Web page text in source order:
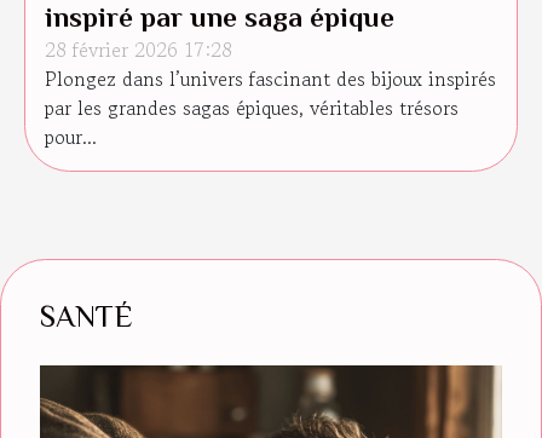
inspiré par une saga épique
28 février 2026 17:28
Plongez dans l’univers fascinant des bijoux inspirés
par les grandes sagas épiques, véritables trésors
pour...
SANTÉ